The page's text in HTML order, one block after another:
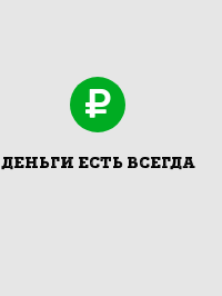
ДЕНЬГИ ЕСТЬ ВСЕГДА